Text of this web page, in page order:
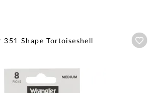
351 Shape Tortoiseshell